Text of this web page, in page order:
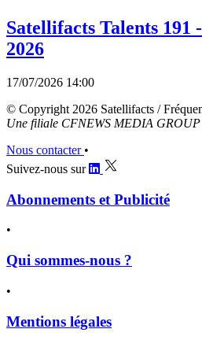
Satellifacts Talents
2026
17/07/2026 14:00
© Copyright 2026 Satellifacts /
Une filiale CFNEWS MEDIA GROUP
Nous contacter •
Suivez-nous sur
Abonnements et Publicité
•
Qui sommes-nous ?
•
Mentions légales